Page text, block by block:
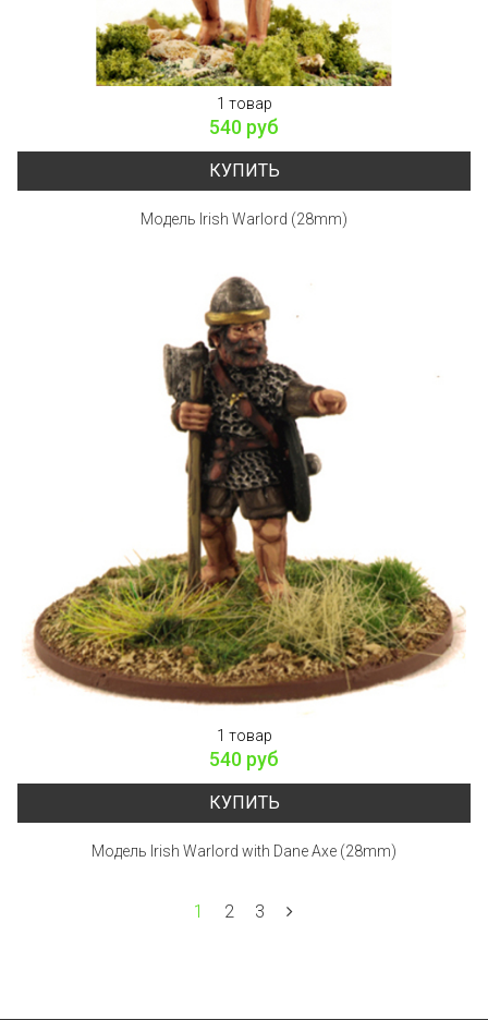
1 товар
540 руб
КУПИТЬ
Модель Irish Warlord (28mm)
1 товар
540 руб
КУПИТЬ
Модель Irish Warlord with Dane Axe (28mm)
1 2 3